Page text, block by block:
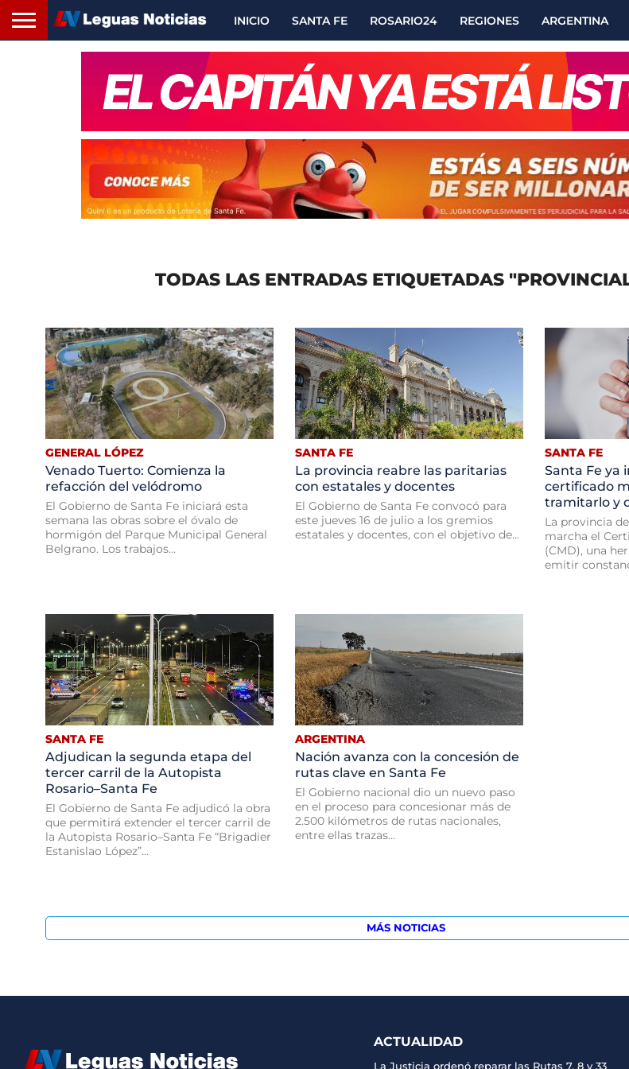
INICIO SANTA FE ROSARIO24 REGIONES ARGENTINA
TODAS LAS ENTRADAS ETIQUETADAS
GENERAL LÓPEZ
Venado Tuerto: Comienza la
refacción del velódromo
El Gobierno de Santa Fe iniciará esta
semana las obras sobre el óvalo de
hormigón del Parque Municipal General
Belgrano. Los trabajos...
SANTA FE
La provincia reabre las paritarias
con estatales y docentes
El Gobierno de Santa Fe convocó para
este jueves 16 de julio a los gremios
estatales y docentes, con el objetivo de...
SANTA FE
Santa Fe ya
certificado
tramitarlo y
La provincia
marcha el
(CMD), una
emitir
SANTA FE
Adjudican la segunda etapa del
tercer carril de la Autopista
Rosario–Santa Fe
El Gobierno de Santa Fe adjudicó la obra
que permitirá extender el tercer carril de
la Autopista Rosario–Santa Fe “Brigadier
Estanislao López”...
ARGENTINA
Nación avanza con la concesión de
rutas clave en Santa Fe
El Gobierno nacional dio un nuevo paso
en el proceso para concesionar más de
2.500 kilómetros de rutas nacionales,
entre ellas trazas...
MÁS NOTICIAS
ACTUALIDAD
La Justicia ordenó reparar las Rutas 7, 8 y 33